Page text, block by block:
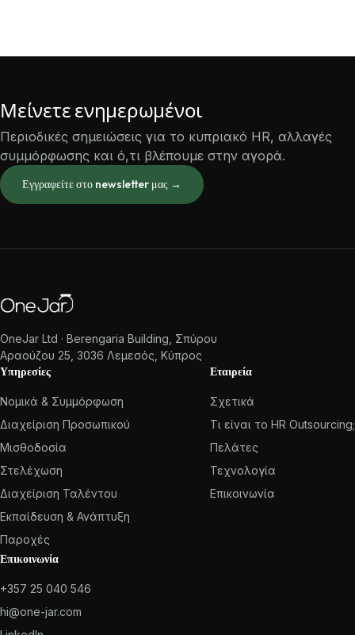
Μείνετε ενημερωμένοι
Περιοδικές σημειώσεις για το κυπριακό HR, αλλαγές
συμμόρφωσης και ό,τι βλέπουμε στην αγορά.
Εγγραφείτε στο newsletter μας →
OneJar Ltd · Berengaria Building, Σπύρου
Αραούζου 25, 3036 Λεμεσός, Κύπρος
Υπηρεσίες
Νομικά & Συμμόρφωση
Διαχείριση Προσωπικού
Μισθοδοσία
Στελέχωση
Διαχείριση Ταλέντου
Εκπαίδευση & Ανάπτυξη
Παροχές
Εταιρεία
Σχετικά
Τι είναι το HR Outsourcing;
Πελάτες
Τεχνολογία
Επικοινωνία
Επικοινωνία
+357 25 040 546
hi@one-jar.com